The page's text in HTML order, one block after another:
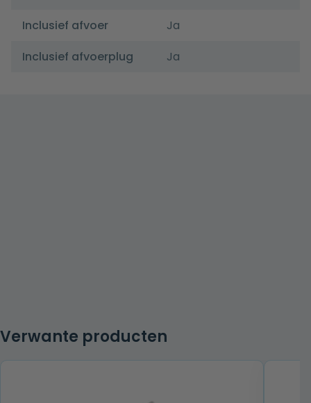
Inclusief afvoer
Ja
Inclusief afvoerplug
Ja
Verwante producten